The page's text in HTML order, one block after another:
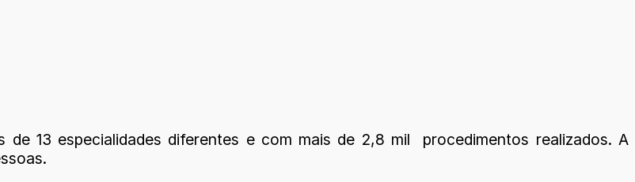
13 especialidades diferentes e com mais de 2,8 mil procedimentos realizados. A